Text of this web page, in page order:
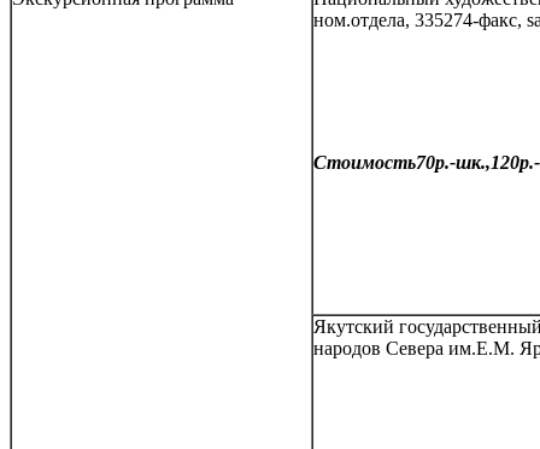
ном.отдела, 335274-факс,
Стоимость70р.-шк.,120р.-
Якутский
народов Севера им.Е.М.